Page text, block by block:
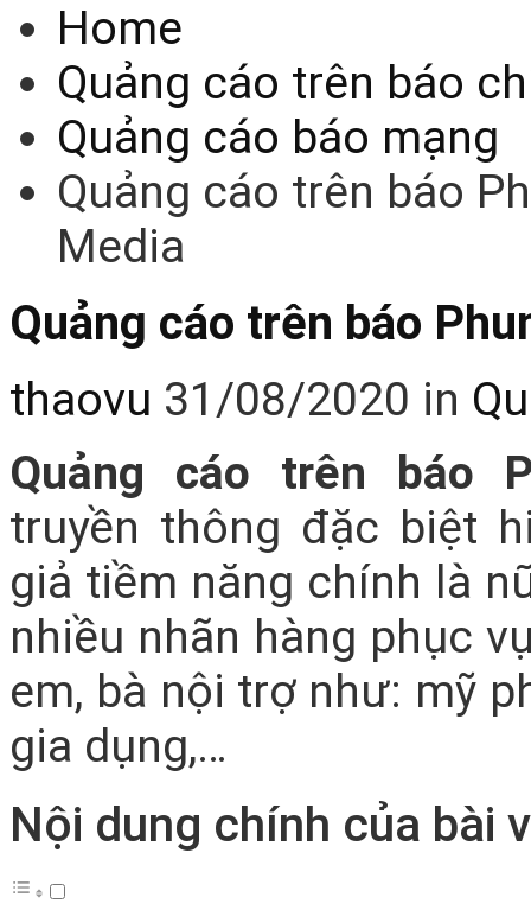
Home
Quảng cáo trên báo
Quảng cáo báo mạng
Quảng cáo trên báo
Media
Quảng cáo trên báo
thaovu 31/08/2020 in
Quảng cáo trên báo
truyền thông đặc biệt
giả tiềm năng chính là
nhiều nhãn hàng phục
em, bà nội trợ như: mỹ
gia dụng,…
Nội dung chính của bài